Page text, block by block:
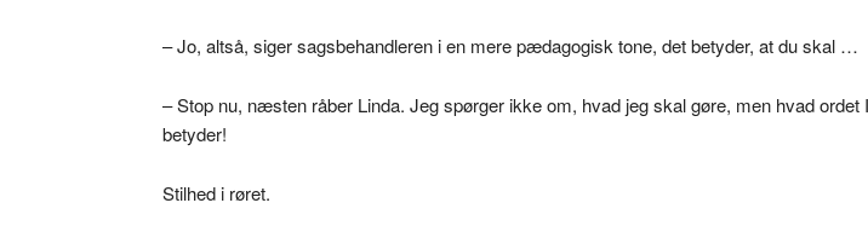
– Jo, altså, siger sagsbehandleren i en mere pædagogisk tone, det betyder, at du skal …
– Stop nu, næsten råber Linda. Jeg spørger ikke om, hvad jeg skal gøre, men hvad ordet
betyder!
Stilhed i røret.